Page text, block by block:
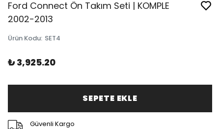
Ford Connect Ön Takım Seti | KOMPLE
2002-2013
Ürün Kodu: SET4
₺ 3,925.20
SEPETE EKLE
Güvenli Kargo